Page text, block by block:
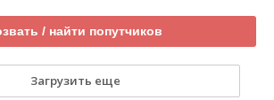
/ найти попутчиков
Загрузить еще